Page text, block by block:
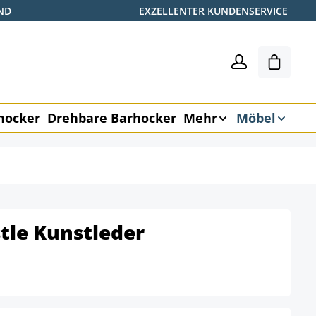
EXZELLENTER KUNDENSERVICE
Drehbare Barhocker Mehr Möbel
Kunstleder